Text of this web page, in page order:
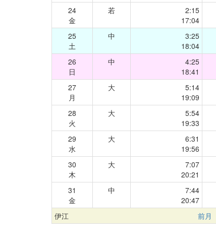
24
金
若
2:15
17:04
25
土
中
3:25
18:04
26
日
中
4:25
18:41
27
月
大
5:14
19:09
28
火
大
5:54
19:33
29
水
大
6:31
19:56
30
木
大
7:07
20:21
31
金
中
7:44
20:47
伊江 前月